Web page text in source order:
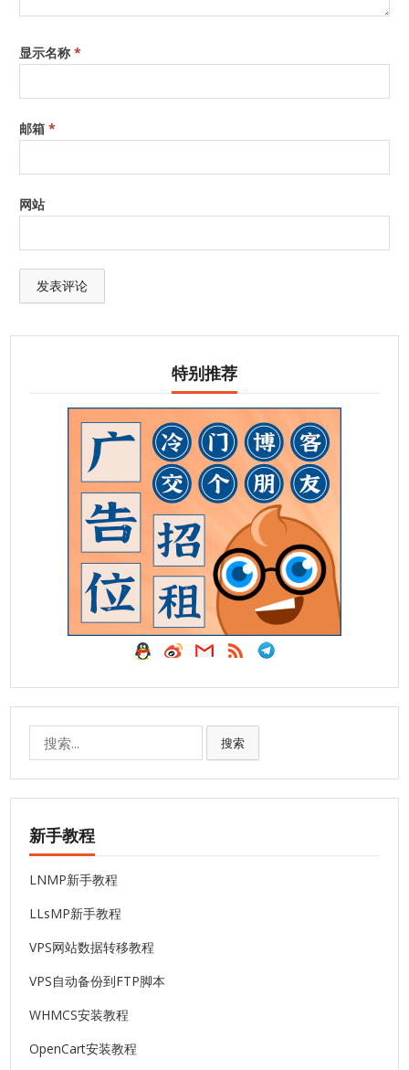
显示名称*
邮箱*
网站
特别推荐
搜索
新手教程
LNMP新手教程
LLsMP新手教程
VPS网站数据转移教程
VPS自动备份到FTP脚本
WHMCS安装教程
OpenCart安装教程